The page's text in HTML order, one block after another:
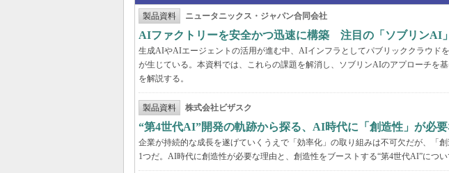
製品資料 ニュータニックス・ジャパン合同会社
AIファクトリーを安全かつ迅速に構築 注目の「ソブリンAI
生成AIやAIエージェントの活用が進む中、AIインフラとしてパブリッククラウド
が生じている。本資料では、これらの課題を解消し、ソブリンAIのアプローチを
を解説する。
製品資料 株式会社ビザスク
“第4世代AI”開発の軌跡から探る、AI時代に「創造性」が必要
企業が持続的な成長を遂げていくうえで「効率化」の取り組みは不可欠だが、「
1つだ。AI時代に創造性が必要な理由と、創造性をブーストする“第4世代AI”につい